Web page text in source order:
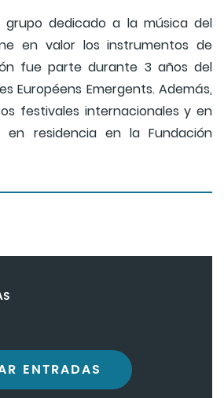
grupo dedicado a la música del
en valor los instrumentos de
fue parte durante 3 años del
Européens Emergents. Además,
festivales internacionales y en
residencia en la Fundación
ENTRADAS